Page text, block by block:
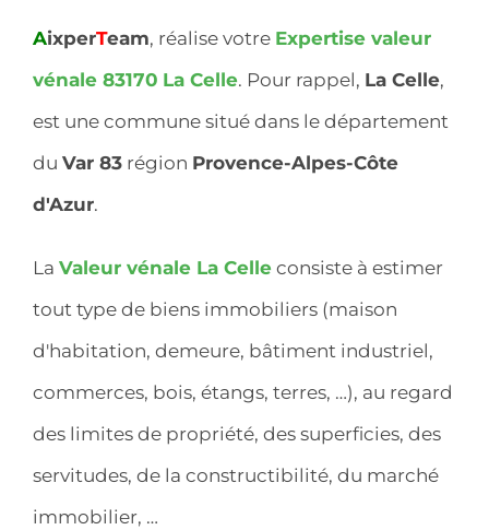
AixperTeam, réalise votre Expertise valeur
vénale 83170 La Celle. Pour rappel, La Celle,
est une commune situé dans le département
du Var 83 région Provence-Alpes-Côte
d'Azur.
La Valeur vénale La Celle consiste à estimer
tout type de biens immobiliers (maison
d'habitation, demeure, bâtiment industriel,
commerces, bois, étangs, terres, …), au regard
des limites de propriété, des superficies, des
servitudes, de la constructibilité, du marché
immobilier, …